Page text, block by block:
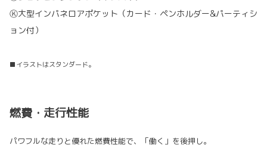
Ⓚ大型インパネロアポケット（カード・ペンホルダー&パーティシ
ョン付）
■イラストはスタンダード。
燃費・走行性能
パワフルな走りと優れた燃費性能で、「働く」を後押し。